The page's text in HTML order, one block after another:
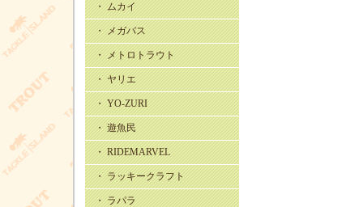
・ ムカイ
・ メガバス
・ メトロトラウト
・ ヤリエ
・ YO-ZURI
・ 遊魚民
・ RIDEMARVEL
・ ラッキークラフト
・ ラパラ